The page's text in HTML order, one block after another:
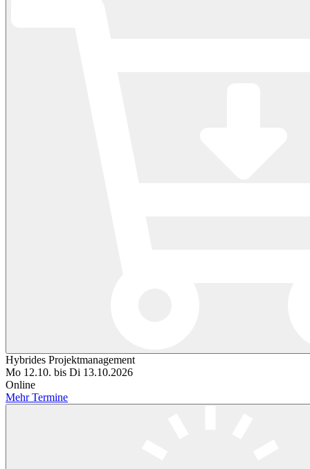
Hybrides Projektmanagement
Mo 12.10. bis Di 13.10.2026
Online
Mehr Termine